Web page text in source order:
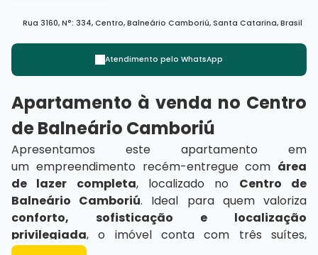
Rua 3160,N°: 334,Centro,Balneário Camboriú,Santa Catarina,Brasil
Atendimento pelo WhatsApp
Apartamento à venda no Centro
de Balneário Camboriú
Apresentamos este apartamento em
um empreendimento recém-entregue com área
de lazer completa, localizado no Centro de
Balneário Camboriú. Ideal para quem valoriza
conforto, sofisticação e localização
privilegiada, o imóvel conta com três suítes,